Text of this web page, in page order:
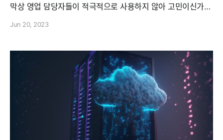
막상 영업 담당자들이 적극적으로 사용하지 않아 고민이신가
용할 수 있도록 조성해야 할 분위기와 마음가짐에 관한 이야기
요? 아마도 고객 DB와 영업 활동 이력 기록, 영업기회(Deal) 파
이프라인 관리,
Jun 20, 2023